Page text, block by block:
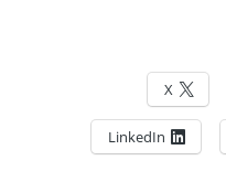
X
LinkedIn